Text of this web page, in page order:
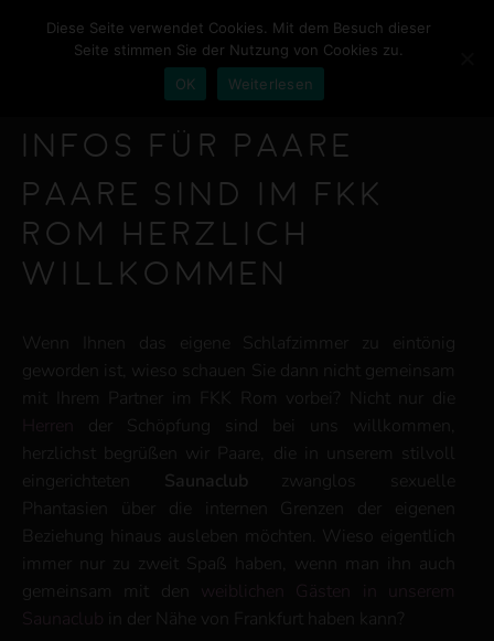
HOME
NEWS
PREISE
LADIES
KONTAKT
Infos für Paare
Paare sind im FKK
Rom herzlich
willkommen
Wenn Ihnen das eigene Schlafzimmer zu eintönig
geworden ist, wieso schauen Sie dann nicht gemeinsam
mit Ihrem Partner im FKK Rom vorbei? Nicht nur die
Herren
der Schöpfung sind bei uns willkommen,
herzlichst begrüßen wir Paare, die in unserem stilvoll
eingerichteten Saunaclub zwanglos sexuelle
Phantasien über die internen Grenzen der eigenen
Beziehung hinaus ausleben möchten. Wieso eigentlich
immer nur zu zweit Spaß haben, wenn man ihn auch
gemeinsam mit den
weiblichen Gästen in unserem
Saunaclub
in der Nähe von Frankfurt haben kann?
Diese Seite verwendet Cookies. Mit dem Besuch dieser
Seite stimmen Sie der Nutzung von Cookies zu.
OK
Weiterlesen